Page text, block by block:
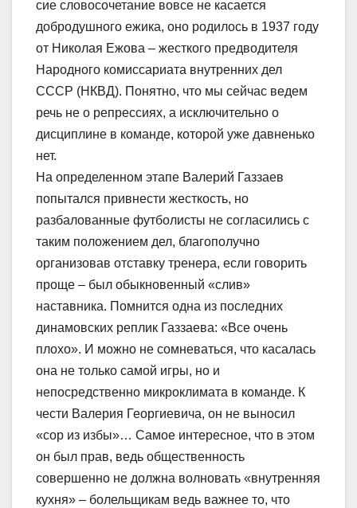
сие словосочетание вовсе не касается
добродушного ежика, оно родилось в 1937 году
от Николая Ежова – жесткого предводителя
Народного комиссариата внутренних дел
СССР (НКВД). Понятно, что мы сейчас ведем
речь не о репрессиях, а исключительно о
дисциплине в команде, которой уже давненько
нет.
На определенном этапе Валерий Газзаев
попытался привнести жесткость, но
разбалованные футболисты не согласились с
таким положением дел, благополучно
организовав отставку тренера, если говорить
проще – был обыкновенный «слив»
наставника. Помнится одна из последних
динамовских реплик Газзаева: «Все очень
плохо». И можно не сомневаться, что касалась
она не только самой игры, но и
непосредственно микроклимата в команде. К
чести Валерия Георгиевича, он не выносил
«сор из избы»… Самое интересное, что в этом
он был прав, ведь общественность
совершенно не должна волновать «внутренняя
кухня» – болельщикам ведь важнее то, что